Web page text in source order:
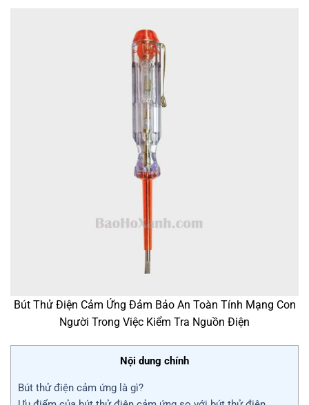
Bút Thử Điện Cảm Ứng Đảm Bảo An Toàn Tính Mạng Con
Người Trong Việc Kiểm Tra Nguồn Điện
Nội dung chính
Bút thử điện cảm ứng là gì?